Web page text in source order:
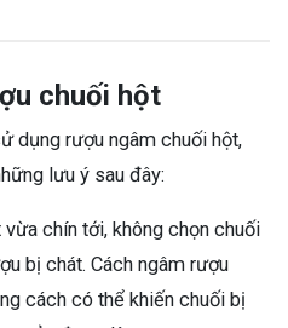
chuối hột
dụng rượu ngâm chuối hột,
lưu ý sau đây:
chín tới, không chọn chuối
bị chát. Cách ngâm rượu
cách có thể khiến chuối bị